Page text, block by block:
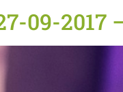
09-2017